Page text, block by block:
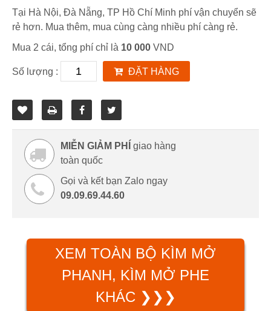
Tại Hà Nội, Đà Nẵng, TP Hồ Chí Minh phí vận chuyển sẽ
rẻ hơn. Mua thêm, mua cùng càng nhiều phí càng rẻ.
Mua 2 cái, tổng phí chỉ là 10 000 VND
Số lượng : ĐẶT HÀNG
MIỄN GIẢM PHÍ
giao hàng
toàn quốc
Gọi và kết bạn Zalo ngay
09.09.69.44.60
XEM TOÀN BỘ KÌM MỞ
PHANH, KÌM MỞ PHE
KHÁC ❯❯❯